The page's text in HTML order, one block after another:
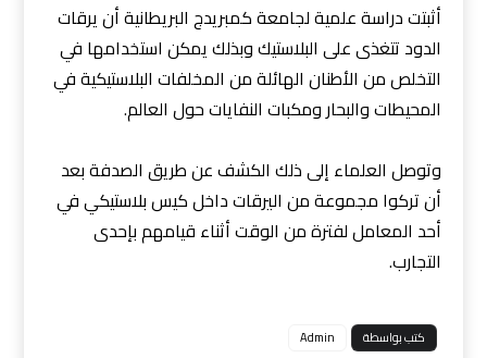
أثبتت دراسة علمية لجامعة كمبريدج البريطانية أن يرقات
الدود تتغذى على البلاستيك وبذلك يمكن استخدامها في
التخلص من الأطنان الهائلة من المخلفات البلاستيكية في
المحيطات والبحار ومكبات النفايات حول العالم.
وتوصل العلماء إلى ذلك الكشف عن طريق الصدفة بعد
أن تركوا مجموعة من اليرقات داخل كيس بلاستيكي في
أحد المعامل لفترة من الوقت أثناء قيامهم بإحدى
التجارب.
كتب بواسطة
Admin